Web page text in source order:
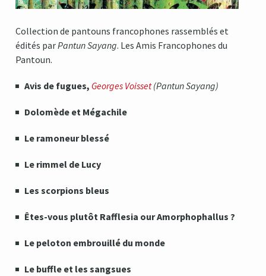
Collection de pantouns francophones rassemblés et
édités parPantun Sayang. Les Amis Francophones du
Pantoun.
Avis de fugues, Georges Voisset(Pantun Sayang)
Dolomède et Mégachile
Le ramoneur blessé
Le rimmel de Lucy
Les scorpions bleus
Êtes-vous plutôt Rafflesia our Amorphophallus ?
Le peloton embrouillé du monde
Le buffle et les sangsues